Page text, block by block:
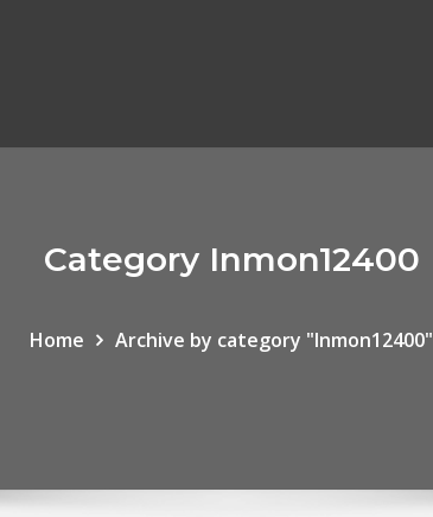
Category Inmon12400
Home Archive by category "Inmon12400"